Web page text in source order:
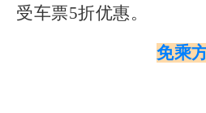
受车票5折优惠。
免乘